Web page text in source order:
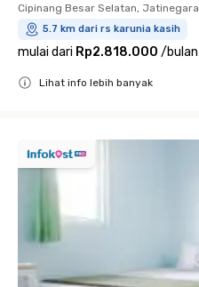
Cipinang Besar Selatan, Jatinegara
5.7 km dari rs karunia kasih
mulai dari Rp2.818.000 /bulan
Lihat info lebih banyak